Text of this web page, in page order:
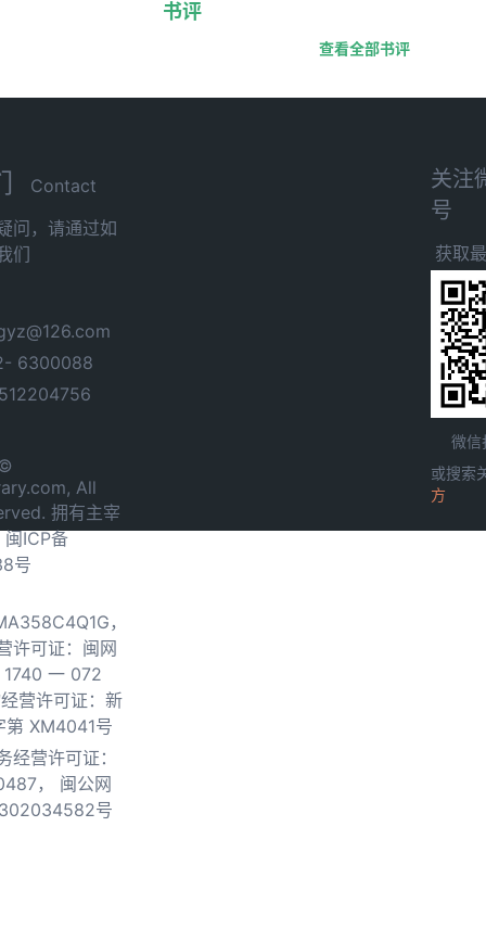
书评
查看全部书评
Contact
问，请通过如
们
6300088
All
拥有主宰
闽ICP备
号
，
许可证：闽网
一 072
营许可证：新
第 XM4041号
经营许可证：
，
闽公网
号
关注
号
获取
微信
或搜索
方